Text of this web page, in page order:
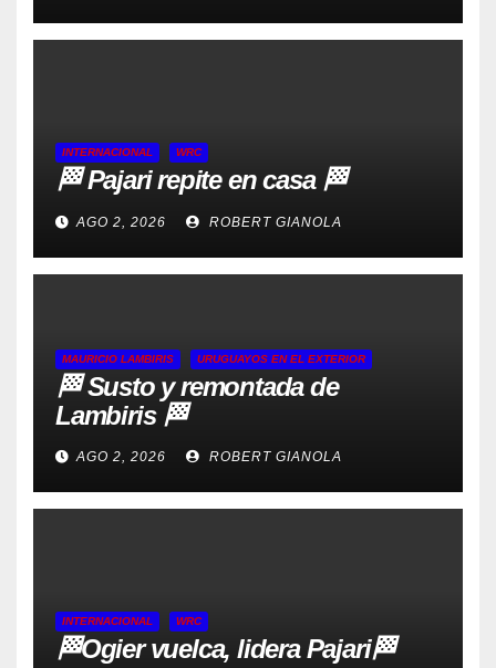
INTERNACIONAL WRC
🏁 Pajari repite en casa 🏁
AGO 2, 2026 ROBERT GIANOLA
MAURICIO LAMBIRIS URUGUAYOS EN EL EXTERIOR
🏁 Susto y remontada de
Lambiris 🏁
AGO 2, 2026 ROBERT GIANOLA
INTERNACIONAL WRC
🏁Ogier vuelca, lidera Pajari🏁